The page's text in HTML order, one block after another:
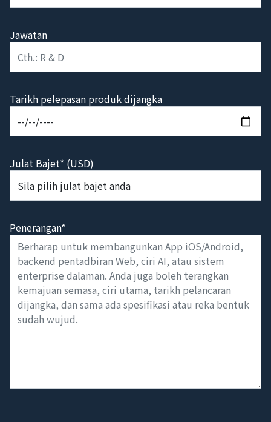
Jawatan
Tarikh pelepasan produk dijangka
Julat Bajet* (USD)
Penerangan*